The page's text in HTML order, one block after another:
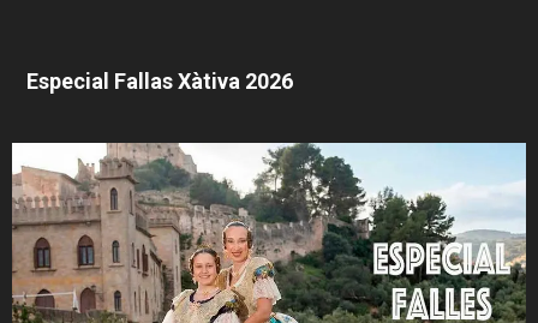
Especial Fallas Xàtiva 2026